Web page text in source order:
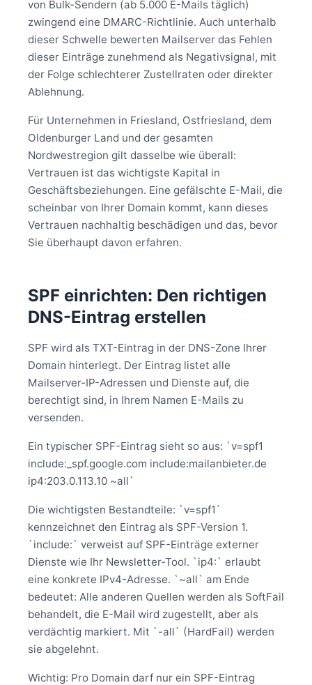
von Bulk-Sendern (ab 5.000 E-Mails täglich)
zwingend eine DMARC-Richtlinie. Auch unterhalb
dieser Schwelle bewerten Mailserver das Fehlen
dieser Einträge zunehmend als Negativsignal, mit
der Folge schlechterer Zustellraten oder direkter
Ablehnung.
Für Unternehmen in Friesland, Ostfriesland, dem
Oldenburger Land und der gesamten
Nordwestregion gilt dasselbe wie überall:
Vertrauen ist das wichtigste Kapital in
Geschäftsbeziehungen. Eine gefälschte E-Mail, die
scheinbar von Ihrer Domain kommt, kann dieses
Vertrauen nachhaltig beschädigen und das, bevor
Sie überhaupt davon erfahren.
SPF einrichten: Den richtigen
DNS-Eintrag erstellen
SPF wird als TXT-Eintrag in der DNS-Zone Ihrer
Domain hinterlegt. Der Eintrag listet alle
Mailserver-IP-Adressen und Dienste auf, die
berechtigt sind, in Ihrem Namen E-Mails zu
versenden.
Ein typischer SPF-Eintrag sieht so aus: `v=spf1
include:_spf.google.com include:mailanbieter.de
ip4:203.0.113.10 ~all`
Die wichtigsten Bestandteile: `v=spf1`
kennzeichnet den Eintrag als SPF-Version 1.
`include:` verweist auf SPF-Einträge externer
Dienste wie Ihr Newsletter-Tool. `ip4:` erlaubt
eine konkrete IPv4-Adresse. `~all` am Ende
bedeutet: Alle anderen Quellen werden als SoftFail
behandelt, die E-Mail wird zugestellt, aber als
verdächtig markiert. Mit `-all` (HardFail) werden
sie abgelehnt.
Wichtig: Pro Domain darf nur ein SPF-Eintrag